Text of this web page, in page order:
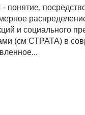
и социального
(см СТРАТА) в